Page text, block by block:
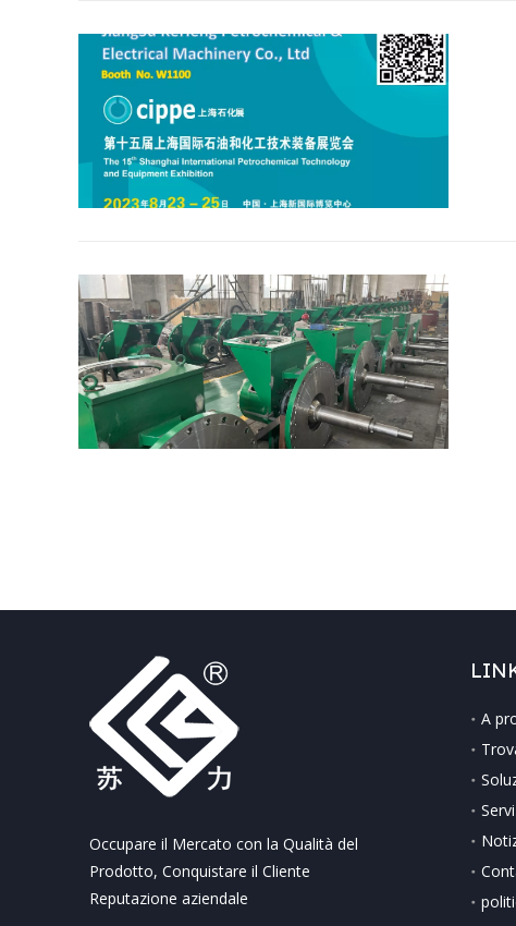
Occupare il Mercato con la Qualità del
Prodotto, Conquistare il Cliente
Reputazione aziendale
A